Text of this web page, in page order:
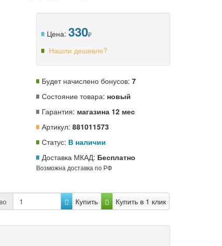
Цена:330
Нашли дешевле?
Будет начислено бонусов:7
Состояние товара: новый
Гарантия: магазина 12 мес
Артикул:881011573
Статус: В наличии
Доставка МКАД: Бесплатно
Возможна доставка по РФ
Купить Купить в 1 клик